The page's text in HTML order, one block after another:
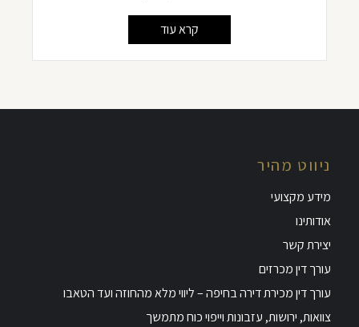
קרא עוד
ניווט מהיר
מידע מקצועי
אודותינו
יצירת קשר
עורך דין מכרזים
עורך דין מכירת דירה בחיפה – ליווי מלא מהחוזה ועד הטאבו
צוואות, ירושות, עזבונות וייפוי כוח מתמשך